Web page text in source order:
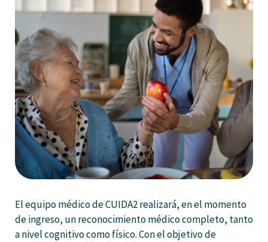
El equipo médico de CUIDA2 realizará, en el momento
de ingreso, un reconocimiento médico completo, tanto
a nivel cognitivo como físico. Con el objetivo de